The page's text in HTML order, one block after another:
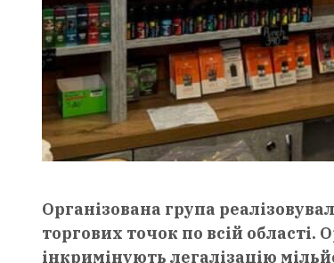
Організована група
торгових точок по всій області.
інкримінують легалізацію